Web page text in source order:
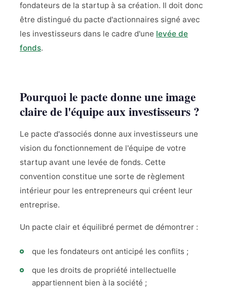
fondateurs de la startup à sa création. Il doit donc
être distingué du pacte d'actionnaires signé avec
les investisseurs dans le cadre d'une levée de
fonds.
Pourquoi le pacte donne une image
claire de l'équipe aux investisseurs ?
Le pacte d'associés donne aux investisseurs une
vision du fonctionnement de l'équipe de votre
startup avant une levée de fonds. Cette
convention constitue une sorte de règlement
intérieur pour les entrepreneurs qui créent leur
entreprise.
Un pacte clair et équilibré permet de démontrer :
que les fondateurs ont anticipé les conflits ;
que les droits de propriété intellectuelle
appartiennent bien à la société ;